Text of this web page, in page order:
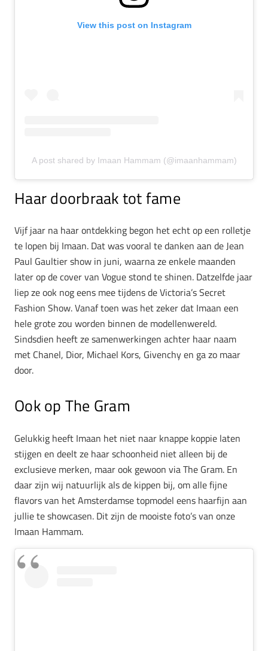
View this post on Instagram
A post shared by Imaan Hammam (@imaanhammam)
Haar doorbraak tot fame
Vijf jaar na haar ontdekking begon het echt op een rolletje
te lopen bij Imaan. Dat was vooral te danken aan de Jean
Paul Gaultier show in juni, waarna ze enkele maanden
later op de cover van Vogue stond te shinen. Datzelfde jaar
liep ze ook nog eens mee tijdens de Victoria’s Secret
Fashion Show. Vanaf toen was het zeker dat Imaan een
hele grote zou worden binnen de modellenwereld.
Sindsdien heeft ze samenwerkingen achter haar naam
met Chanel, Dior, Michael Kors, Givenchy en ga zo maar
door.
Ook op The Gram
Gelukkig heeft Imaan het niet naar knappe koppie laten
stijgen en deelt ze haar schoonheid niet alleen bij de
exclusieve merken, maar ook gewoon via The Gram. En
daar zijn wij natuurlijk als de kippen bij, om alle fijne
flavors van het Amsterdamse topmodel eens haarfijn aan
jullie te showcasen. Dit zijn de mooiste foto’s van onze
Imaan Hammam.